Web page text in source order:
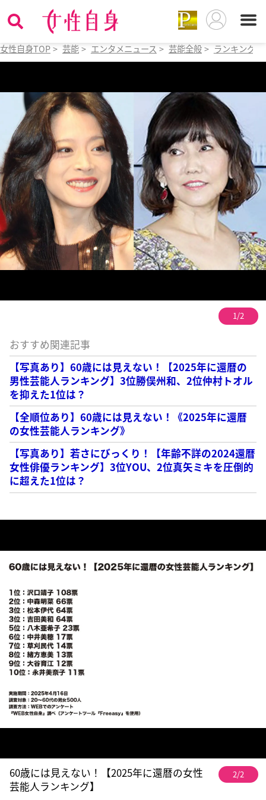
女性自身TOP > 芸能 > エンタメニュース > 芸能全般 > ランキング
1/2
おすすめ関連記事
【写真あり】60歳には見えない！【2025年に還暦の
男性芸能人ランキング】3位勝俣州和、2位仲村トオル
を抑えた1位は？
【全順位あり】60歳には見えない！《2025年に還暦
の女性芸能人ランキング》
【写真あり】若さにびっくり！【年齢不詳の2024還暦
女性俳優ランキング】3位YOU、2位真矢ミキを圧倒的
に超えた1位は？
60歳には見えない！【2025年に還暦の女性
芸能人ランキング】
2/2